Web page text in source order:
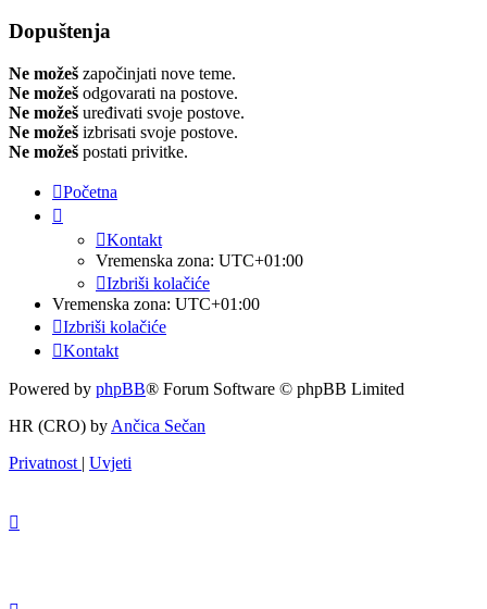
Dopuštenja
Ne možeš započinjati nove teme.
Ne možeš odgovarati na postove.
Ne možeš uređivati svoje postove.
Ne možeš izbrisati svoje postove.
Ne možeš postati privitke.
Početna
Kontakt
Vremenska zona: UTC+01:00
Izbriši kolačiće
Vremenska zona: UTC+01:00
Izbriši kolačiće
Kontakt
Powered by phpBB® Forum Software © phpBB Limited
HR (CRO) by Ančica Sečan
Privatnost | Uvjeti